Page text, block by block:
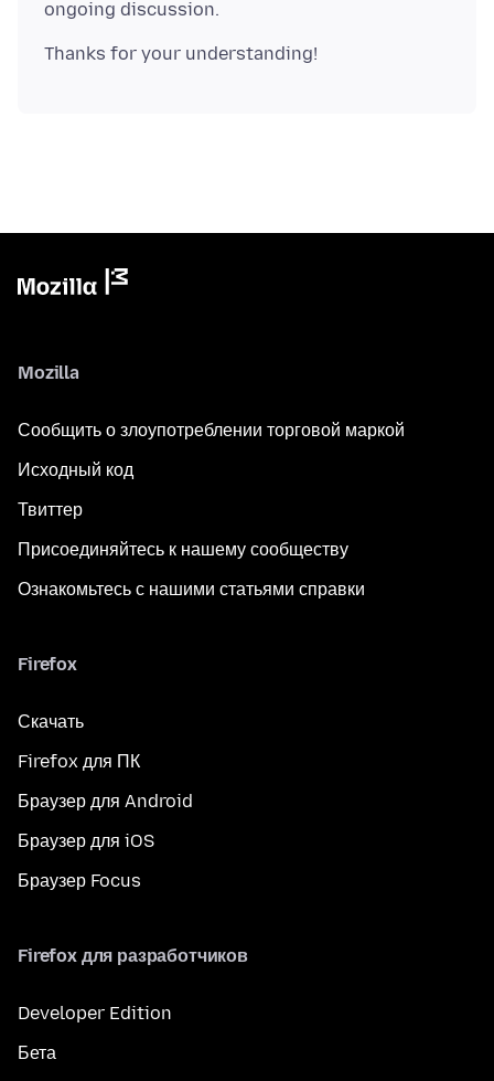
Mozilla
Сообщить о злоупотреблении торговой маркой
Исходный код
Твиттер
Присоединяйтесь к нашему сообществу
Ознакомьтесь с нашими статьями справки
Firefox
Скачать
Firefox для ПК
Браузер для Android
Браузер для iOS
Браузер Focus
Firefox для разработчиков
Developer Edition
Бета